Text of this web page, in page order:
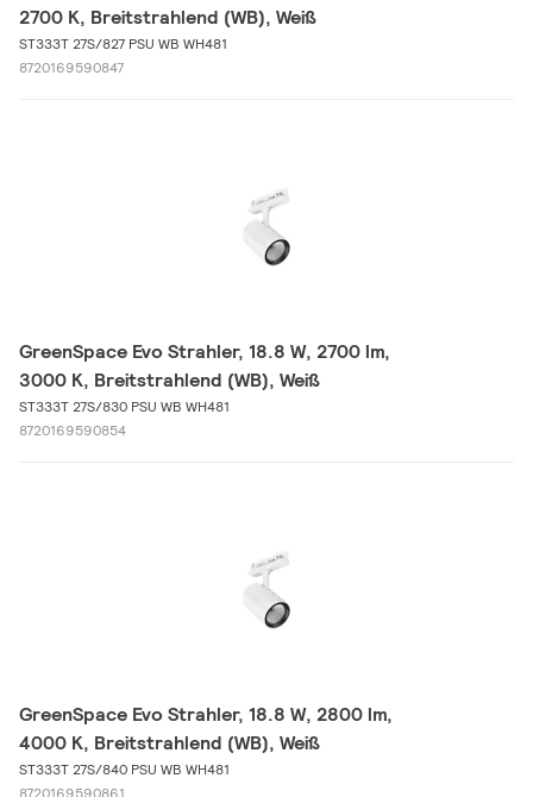
2700 K, Breitstrahlend (WB), Weiß
ST333T 27S/827 PSU WB WH481
8720169590847
GreenSpace Evo Strahler, 18.8 W, 2700 lm,
3000 K, Breitstrahlend (WB), Weiß
ST333T 27S/830 PSU WB WH481
8720169590854
GreenSpace Evo Strahler, 18.8 W, 2800 lm,
4000 K, Breitstrahlend (WB), Weiß
ST333T 27S/840 PSU WB WH481
8720169590861